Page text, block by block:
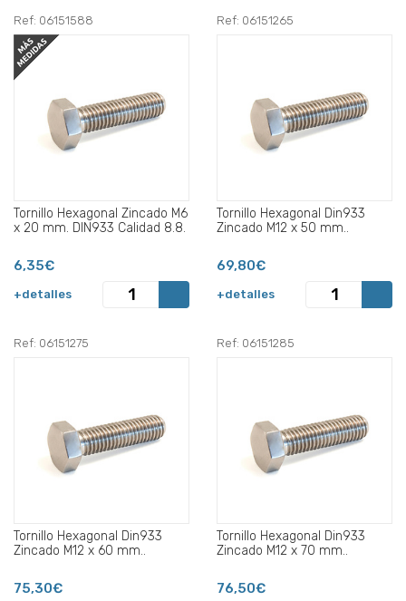
Ref: 06151588
Tornillo Hexagonal Zincado M6
x 20 mm. DIN933 Calidad 8.8.
6,35€
+detalles
Ref: 06151265
Tornillo Hexagonal Din933
Zincado M12 x 50 mm..
69,80€
+detalles
Ref: 06151275
Tornillo Hexagonal Din933
Zincado M12 x 60 mm..
75,30€
Ref: 06151285
Tornillo Hexagonal Din933
Zincado M12 x 70 mm..
76,50€